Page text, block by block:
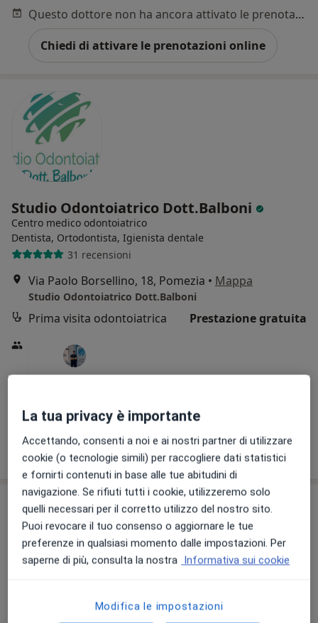
Questo dottore non ha ancora attivato le prenotazioni online presso questo indirizzo.
Chiedi di attivare le prenotazioni online
Studio Odontoiatrico Dott.Balboni
Centro medico odontoiatrico
Dentista, Ortodontista, Igienista dentale
31 recensioni
Via Paolo Borsellino, 18, Pomezia • Mappa
Studio Odontoiatrico Dott.Balboni
Prima visita odontoiatrica Prestazione gratuita
Dott. Lorenzo Balboni
Mostra profilo
Dott. Andrea Bertoldi
La tua privacy è importante
Accettando, consenti a noi e ai nostri partner di utilizzare
cookie (o tecnologie simili) per raccogliere dati statistici
e fornirti contenuti in base alle tue abitudini di
navigazione. Se rifiuti tutti i cookie, utilizzeremo solo
quelli necessari per il corretto utilizzo del nostro sito.
Puoi revocare il tuo consenso o aggiornare le tue
preferenze in qualsiasi momento dalle impostazioni. Per
saperne di più, consulta la nostra Informativa sui cookie
Modifica le impostazioni